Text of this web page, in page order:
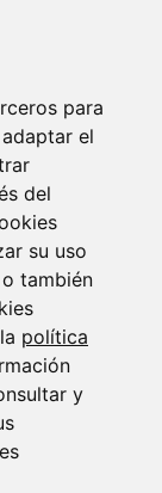
para
el
del
su uso
también
política
y
Especiales